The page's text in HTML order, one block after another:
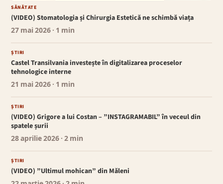
SĂNĂTATE
(VIDEO) Stomatologia și Chirurgia Estetică ne schimbă viața
27 mai 2026 · 1 min
ȘTIRI
Castel Transilvania investește în digitalizarea proceselor
tehnologice interne
21 mai 2026 · 1 min
ȘTIRI
(VIDEO) Grigore a lui Costan – ”INSTAGRAMABIL” în veceul din
spatele șurii
28 aprilie 2026 · 2 min
ȘTIRI
(VIDEO) ”Ultimul mohican” din Măleni